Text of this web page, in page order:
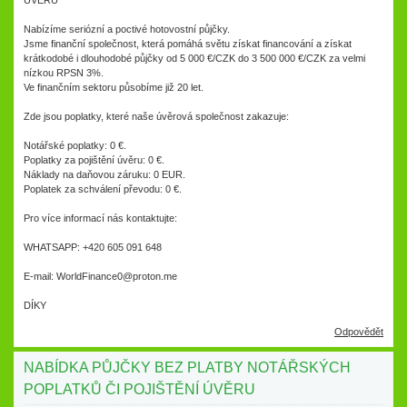
Nabízíme seriózní a poctivé hotovostní půjčky.
Jsme finanční společnost, která pomáhá světu získat financování a získat
krátkodobé i dlouhodobé půjčky od 5 000 €/CZK do 3 500 000 €/CZK za velmi
nízkou RPSN 3%.
Ve finančním sektoru působíme již 20 let.
Zde jsou poplatky, které naše úvěrová společnost zakazuje:
Notářské poplatky: 0 €.
Poplatky za pojištění úvěru: 0 €.
Náklady na daňovou záruku: 0 EUR.
Poplatek za schválení převodu: 0 €.
Pro více informací nás kontaktujte:
WHATSAPP: +420 605 091 648
E-mail: WorldFinance0@proton.me
DÍKY
Odpovědět
NABÍDKA PŮJČKY BEZ PLATBY NOTÁŘSKÝCH
POPLATKŮ ČI POJIŠTĚNÍ ÚVĚRU